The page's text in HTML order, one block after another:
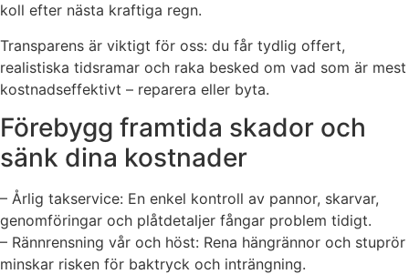
koll efter nästa kraftiga regn.
Transparens är viktigt för oss: du får tydlig offert,
realistiska tidsramar och raka besked om vad som är mest
kostnadseffektivt – reparera eller byta.
Förebygg framtida skador och
sänk dina kostnader
– Årlig takservice: En enkel kontroll av pannor, skarvar,
genomföringar och plåtdetaljer fångar problem tidigt.
– Rännrensning vår och höst: Rena hängrännor och stuprör
minskar risken för baktryck och inträngning.